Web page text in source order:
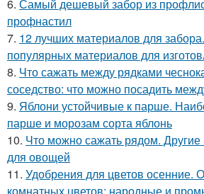
6. Самый дешевый забор из
профнастил
7. 12 лучших материалов для
популярных материалов для
8. Что сажать между рядками
соседство: что можно посадить
9. Яблони устойчивые к парше.
парше и морозам сорта яблонь
10. Что можно сажать рядом.
для овощей
11. Удобрения для цветов осенние.